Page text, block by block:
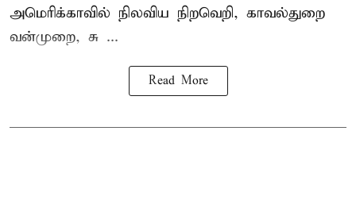
அமெரிக்காவில் நிலவிய நிறவெறி, காவல்துறை
வன்முறை, சு ...
Read More